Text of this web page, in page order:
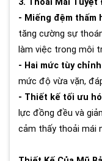
3. Thoải Mái Tuyệt
- Miếng đệm thấm
tăng cường sự
làm việc trong môi
- Hai mức tùy
mức độ vừa vặn,
- Thiết kế tối ưu
lực đồng đều và
cảm thấy thoải mái